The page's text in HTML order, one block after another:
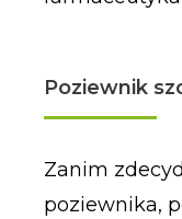
Poziewnik
Zanim
poziewnika,